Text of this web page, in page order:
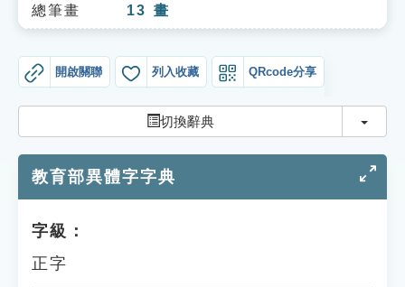
單字索引
貓頭鷹博士
總筆畫 13 畫
開啟關聯 列入收藏 QRcode分享
切換辭典 切換
教育部異體字字典
字級：
正字